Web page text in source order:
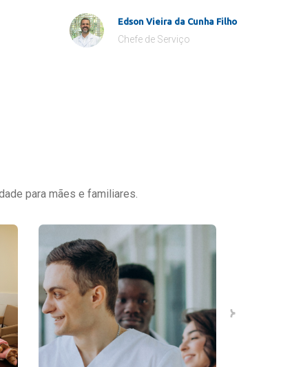
Edson Vieira da Cunha Filho
Chefe de Serviço
para mães e familiares.